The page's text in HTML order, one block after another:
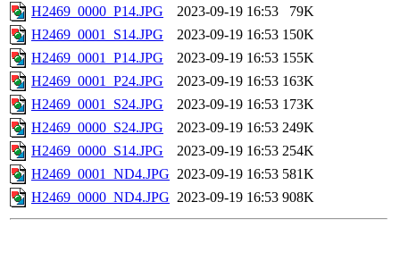
H2469_0000_P14.JPG
2023-09-19 16:53
79K
H2469_0001_S14.JPG
2023-09-19 16:53 150K
H2469_0001_P14.JPG
2023-09-19 16:53 155K
H2469_0001_P24.JPG
2023-09-19 16:53 163K
H2469_0001_S24.JPG
2023-09-19 16:53 173K
H2469_0000_S24.JPG
2023-09-19 16:53 249K
H2469_0000_S14.JPG
2023-09-19 16:53 254K
H2469_0001_ND4.JPG 2023-09-19 16:53 581K
H2469_0000_ND4.JPG 2023-09-19 16:53 908K